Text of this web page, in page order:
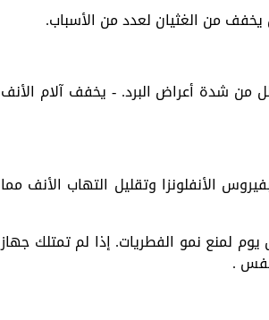
من الغثيان لعدد من الأسباب.
من شدة أعراض البرد. - يخفف آلام الأنف
الأنفلونزا وتقليل التهاب الأنف مما
لمنع نمو الفطريات. إذا لم تمتلك جهاز
.